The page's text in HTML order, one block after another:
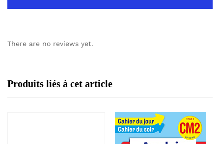
There are no reviews yet.
Produits liés à cet article